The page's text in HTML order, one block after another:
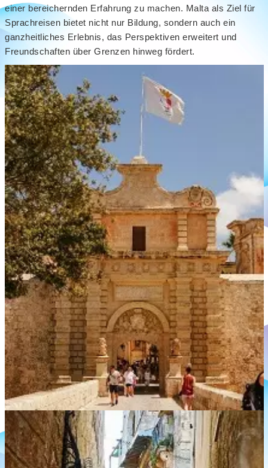
einer bereichernden Erfahrung zu machen. Malta als Ziel für
Sprachreisen bietet nicht nur Bildung, sondern auch ein
ganzheitliches Erlebnis, das Perspektiven erweitert und
Freundschaften über Grenzen hinweg fördert.